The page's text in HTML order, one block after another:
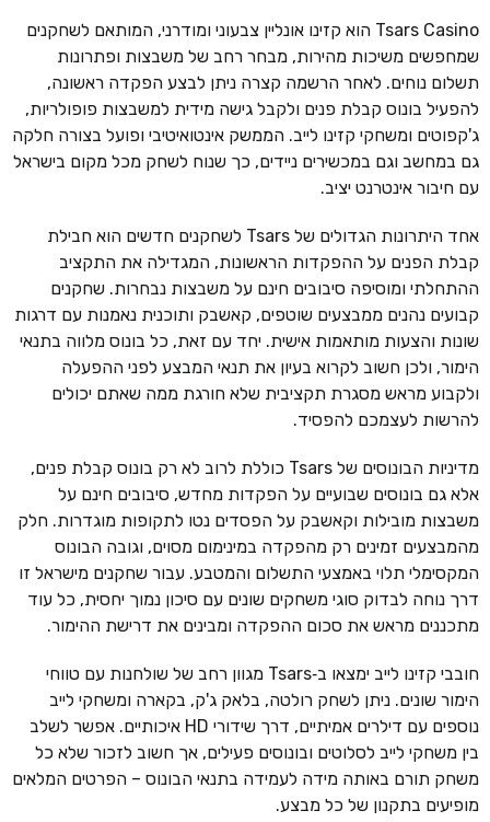
Tsars Casino הוא קזינו אונליין צבעוני ומודרני, המותאם לשחקנים
שמחפשים משיכות מהירות, מבחר רחב של משבצות ופתרונות
תשלום נוחים. לאחר הרשמה קצרה ניתן לבצע הפקדה ראשונה,
להפעיל בונוס קבלת פנים ולקבל גישה מידית למשבצות פופולריות,
ג'קפוטים ומשחקי קזינו לייב. הממשק אינטואיטיבי ופועל בצורה חלקה
גם במחשב וגם במכשירים ניידים, כך שנוח לשחק מכל מקום בישראל
עם חיבור אינטרנט יציב.
אחד היתרונות הגדולים של Tsars לשחקנים חדשים הוא חבילת
קבלת הפנים על ההפקדות הראשונות, המגדילה את התקציב
ההתחלתי ומוסיפה סיבובים חינם על משבצות נבחרות. שחקנים
קבועים נהנים ממבצעים שוטפים, קאשבק ותוכנית נאמנות עם דרגות
שונות והצעות מותאמות אישית. יחד עם זאת, כל בונוס מלווה בתנאי
הימור, ולכן חשוב לקרוא בעיון את תנאי המבצע לפני ההפעלה
ולקבוע מראש מסגרת תקציבית שלא חורגת ממה שאתם יכולים
להרשות לעצמכם להפסיד.
מדיניות הבונוסים של Tsars כוללת לרוב לא רק בונוס קבלת פנים,
אלא גם בונוסים שבועיים על הפקדות מחדש, סיבובים חינם על
משבצות מובילות וקאשבק על הפסדים נטו לתקופות מוגדרות. חלק
מהמבצעים זמינים רק מהפקדה במינימום מסוים, וגובה הבונוס
המקסימלי תלוי באמצעי התשלום והמטבע. עבור שחקנים מישראל זו
דרך נוחה לבדוק סוגי משחקים שונים עם סיכון נמוך יחסית, כל עוד
מתכננים מראש את סכום ההפקדה ומבינים את דרישת ההימור.
חובבי קזינו לייב ימצאו ב‑Tsars מגוון רחב של שולחנות עם טווחי
הימור שונים. ניתן לשחק רולטה, בלאק ג'ק, בקארה ומשחקי לייב
נוספים עם דילרים אמיתיים, דרך שידורי HD איכותיים. אפשר לשלב
בין משחקי לייב לסלוטים ובונוסים פעילים, אך חשוב לזכור שלא כל
משחק תורם באותה מידה לעמידה בתנאי הבונוס – הפרטים המלאים
מופיעים בתקנון של כל מבצע.